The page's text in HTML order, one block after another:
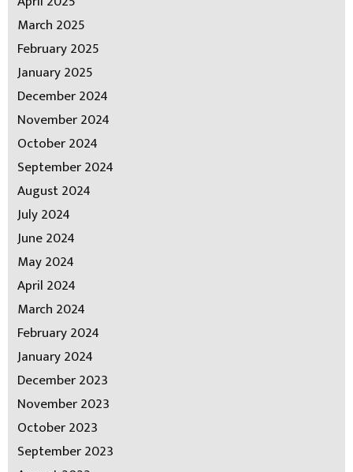
March 2025
February 2025
January 2025
December 2024
November 2024
October 2024
September 2024
August 2024
July 2024
June 2024
May 2024
April 2024
March 2024
February 2024
January 2024
December 2023
November 2023
October 2023
September 2023